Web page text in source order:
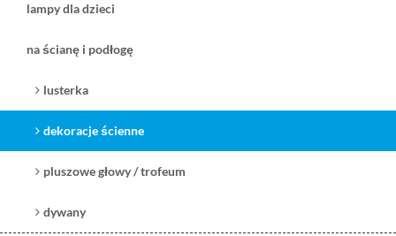
lampy dla dzieci
na ścianę i podłogę
lusterka
dekoracje ścienne
pluszowe głowy / trofeum
dywany